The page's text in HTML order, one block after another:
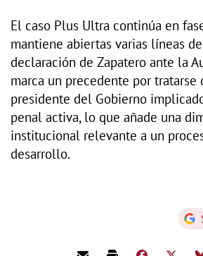
El caso Plus Ultra continúa en
mantiene abiertas varias líneas
declaración de Zapatero ante la
marca un precedente por tratarse
presidente del Gobierno
penal activa, lo que añade una
institucional relevante a un
desarrollo.